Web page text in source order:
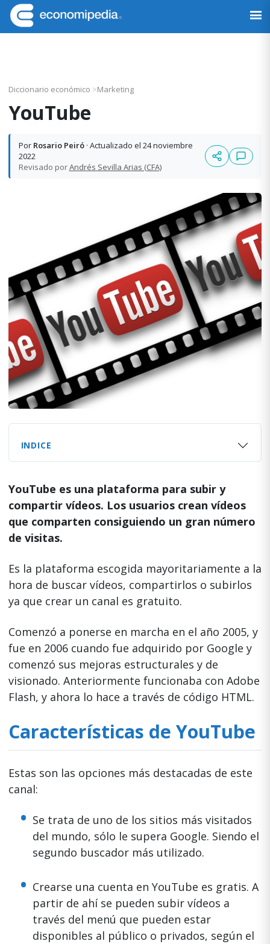
Saltar
a
la
Saltar
al
contenido
Saltar
a
la
Saltar
al
pie
Economipedia
Haciendo
Diccionario económico >Marketing
YouTube
Por Rosario Peiró· Actualizado el 24 noviembre
2022
Revisado porAndrés Sevilla Arias (CFA)
INDICE
YouTube es una plataforma para subir y
compartir vídeos. Los usuarios crean vídeos
que comparten consiguiendo un gran número
de visitas.
Es la plataforma escogida mayoritariamente a la
hora de buscar vídeos, compartirlos o subirlos
ya que crear un canal es gratuito.
Comenzó a ponerse en marcha en el año 2005, y
fue en 2006 cuando fue adquirido por Google y
comenzó sus mejoras estructurales y de
visionado. Anteriormente funcionaba con Adobe
Flash, y ahora lo hace a través de código HTML.
Características de YouTube
Estas son las opciones más destacadas de este
canal:
Se trata de uno de los sitios más visitados
del mundo, sólo le supera Google. Siendo el
segundo buscador más utilizado.
Crearse una cuenta en YouTube es gratis. A
partir de ahí se pueden subir vídeos a
través del menú que pueden estar
disponibles al público o privados, según el